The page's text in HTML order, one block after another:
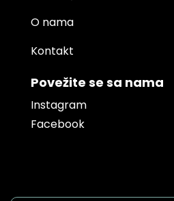
O nama
Kontakt
Povežite se sa nama
Instagram
Facebook